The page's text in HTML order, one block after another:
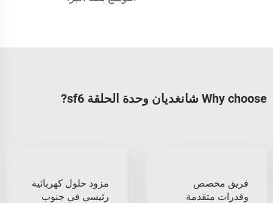
Why choose شانغديان وحدة الحلقة sf6?
فريق مخصص
وقدرات متقدمة
مزود حلول كهربائية
رئيسي في جنوب